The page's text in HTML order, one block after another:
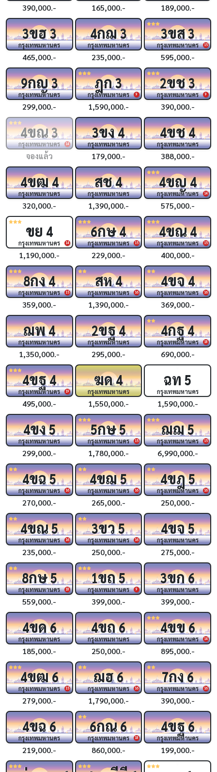
390,000.- 165,000.- 189,000.-
3ขฮ3
กรุงเทพมหานคร
465,000.-
4กฌ3
กรุงเทพมหานคร
235,000.-
15
3ขส3
กรุงเทพมหานคร
595,000.-
9กญ3
กรุงเทพมหานคร
299,000.-
9
ฎก3
กรุงเทพมหานคร
1,590,000.-
9
2ขช3
กรุงเทพมหานคร
390,000.-
14
4ขณ3
กรุงเทพมหานคร
จองแล้ว
3ขง4
กรุงเทพมหานคร
179,000.-
4ขช4
กรุงเทพมหานคร
388,000.-
4ขฒ4
กรุงเทพมหานคร
320,000.-
สช4
กรุงเทพมหานคร
1,390,000.-
14
4ขญ4
กรุงเทพมหานคร
575,000.-
14
ขย 4
กรุงเทพมหานคร
1,190,000.-
15
6กษ4
กรุงเทพมหานคร
229,000.-
15
4ขณ4
กรุงเทพมหานคร
400,000.-
15
8กง4
กรุงเทพมหานคร
359,000.-
16
สห4
กรุงเทพมหานคร
1,390,000.-
16
4ขจ4
กรุงเทพมหานคร
369,000.-
ฌพ4
กรุงเทพมหานคร
1,350,000.-
2ขฐ4
กรุงเทพมหานคร
295,000.-
18
4กฐ4
กรุงเทพมหานคร
690,000.-
19
4ขฐ4
กรุงเทพมหานคร
495,000.-
ฆด4
กรุงเทพมหานคร
1,550,000.-
ฉท 5
กรุงเทพมหานคร
1,590,000.-
4ขง5
กรุงเทพมหานคร
299,000.-
15
5กษ5
กรุงเทพมหานคร
1,780,000.-
15
ฌฌ5
กรุงเทพมหานคร
6,990,000.-
16
4ขฉ5
กรุงเทพมหานคร
270,000.-
16
4ขฌ5
กรุงเทพมหานคร
265,000.-
16
4ขฎ5
กรุงเทพมหานคร
250,000.-
16
4ขณ5
กรุงเทพมหานคร
235,000.-
16
3ขว5
กรุงเทพมหานคร
250,000.-
4ขจ5
กรุงเทพมหานคร
275,000.-
18
8กษ5
กรุงเทพมหานคร
559,000.-
9
1ขถ5
กรุงเทพมหานคร
399,000.-
3ขก6
กรุงเทพมหานคร
399,000.-
4ขด6
กรุงเทพมหานคร
185,000.-
4ขถ6
กรุงเทพมหานคร
250,000.-
14
4ขข6
กรุงเทพมหานคร
895,000.-
15
4ขฒ6
กรุงเทพมหานคร
279,000.-
16
ฌฮ6
กรุงเทพมหานคร
1,790,000.-
16
7กง6
กรุงเทพมหานคร
390,000.-
4ขฉ6
กรุงเทพมหานคร
219,000.-
18
6กณ6
กรุงเทพมหานคร
860,000.-
4ขฐ6
กรุงเทพมหานคร
199,000.-